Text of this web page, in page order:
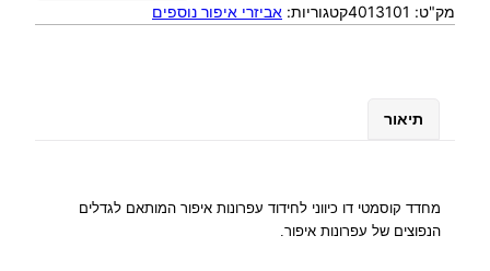
ו
ק
מק"ט: 4013101קטגוריות: אביזרי איפור נוספים
תיאור
מחדד קוסמטי דו כיווני לחידוד עפרונות איפור המותאם לגדלים
הנפוצים של עפרונות איפור.